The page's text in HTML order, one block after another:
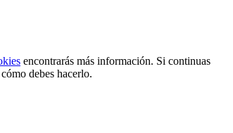
encontrarás más información. Si continuas
debes hacerlo.